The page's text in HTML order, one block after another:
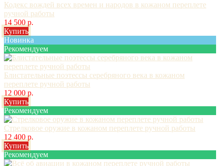
Кодекс вождей всех времен и народов в кожаном переплете
ручной работы
14 500 р.
Купить
Новинка
Рекомендуем
Блистательные поэтессы серебряного века в кожаном
переплете ручной работы
12 000 р.
Купить
Рекомендуем
Стрелковое оружие в кожаном переплете ручной работы
12 400 р.
Купить
Рекомендуем